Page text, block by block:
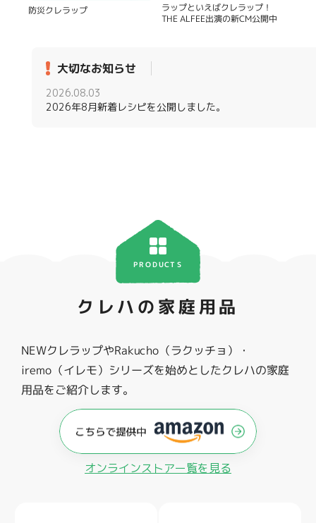
防災クレラップ ラップといえばクレラップ！
THE ALFEE出演の新CM公開中
大切なお知らせ
2026.08.03
2026年8月新着レシピを公開しました。
PRODUCTS
クレハの家庭用品
NEWクレラップやRakucho（ラクッチョ）・
iremo（イレモ）シリーズを始めとしたクレハの家庭
用品をご紹介します。
オンラインストアー覧を見る